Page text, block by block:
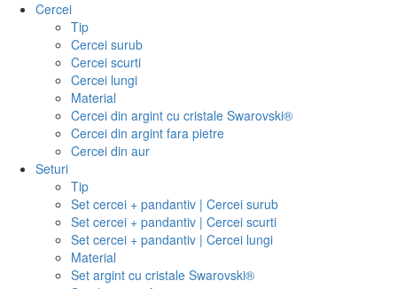
Cercei
Tip
Cercei surub
Cercei scurti
Cercei lungi
Material
Cercei din argint cu cristale Swarovski®
Cercei din argint fara pietre
Cercei din aur
Seturi
Tip
Set cercei + pandantiv | Cercei surub
Set cercei + pandantiv | Cercei scurti
Set cercei + pandantiv | Cercei lungi
Material
Set argint cu cristale Swarovski®